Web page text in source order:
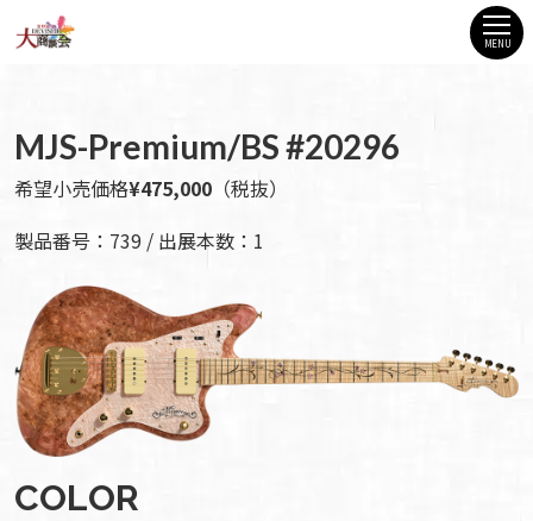
MENU
MJS-Premium/BS #20296
希望小売価格¥475,000 （税抜）
製品番号：739 / 出展本数：1
COLOR